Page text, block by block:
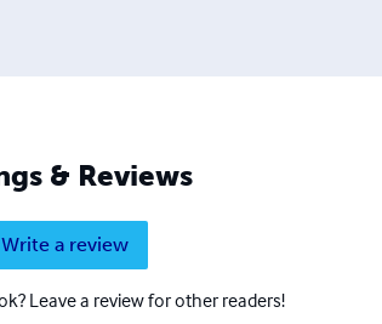
& Reviews
Write a review
Leave a review for other readers!